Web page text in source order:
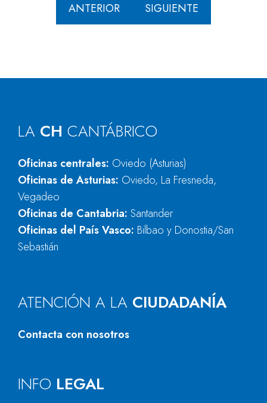
ANTERIOR SIGUIENTE
LA CH CANTÁBRICO
Oficinas centrales: Oviedo (Asturias)
Oficinas de Asturias: Oviedo, La Fresneda,
Vegadeo
Oficinas de Cantabria: Santander
Oficinas del País Vasco: Bilbao y Donostia/San
Sebastián
ATENCIÓN A LA CIUDADANÍA
Contacta con nosotros
INFO LEGAL